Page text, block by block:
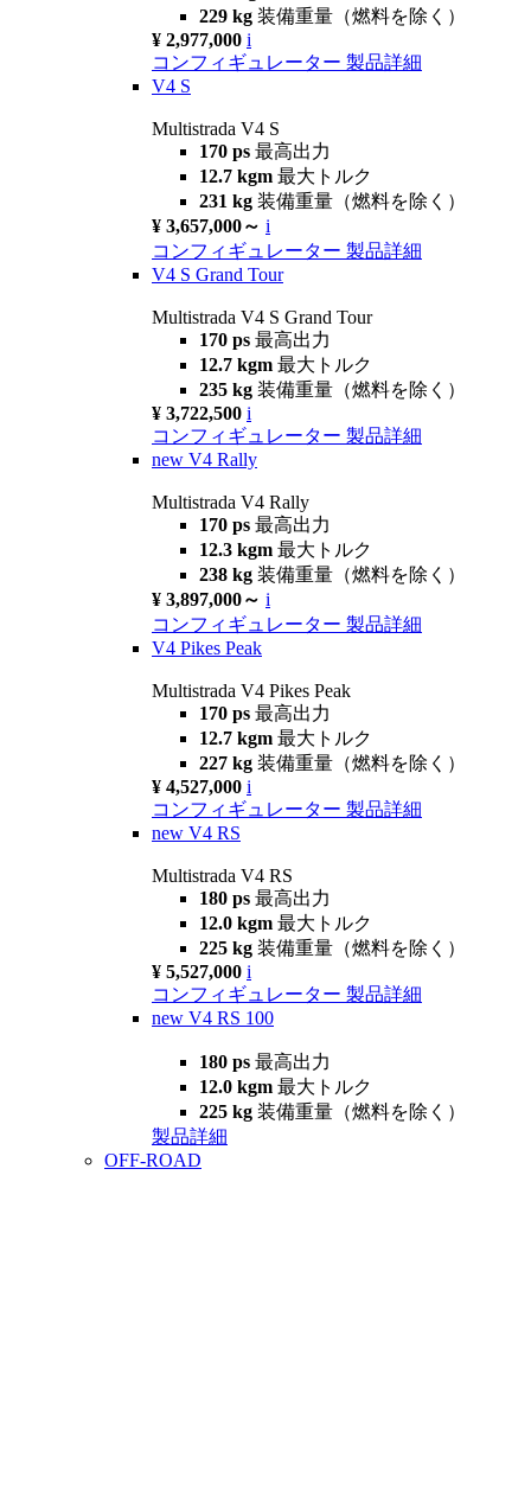
229 kg 装備重量（燃料を除く）
¥ 2,977,000 i
コンフィギュレーター 製品詳細
V4 S
Multistrada V4 S
170 ps 最高出力
12.7 kgm 最大トルク
231 kg 装備重量（燃料を除く）
¥ 3,657,000～ i
コンフィギュレーター 製品詳細
V4 S Grand Tour
Multistrada V4 S Grand Tour
170 ps 最高出力
12.7 kgm 最大トルク
235 kg 装備重量（燃料を除く）
¥ 3,722,500 i
コンフィギュレーター 製品詳細
new V4 Rally
Multistrada V4 Rally
170 ps 最高出力
12.3 kgm 最大トルク
238 kg 装備重量（燃料を除く）
¥ 3,897,000～ i
コンフィギュレーター 製品詳細
V4 Pikes Peak
Multistrada V4 Pikes Peak
170 ps 最高出力
12.7 kgm 最大トルク
227 kg 装備重量（燃料を除く）
¥ 4,527,000 i
コンフィギュレーター 製品詳細
new V4 RS
Multistrada V4 RS
180 ps 最高出力
12.0 kgm 最大トルク
225 kg 装備重量（燃料を除く）
¥ 5,527,000 i
コンフィギュレーター 製品詳細
new V4 RS 100
180 ps 最高出力
12.0 kgm 最大トルク
225 kg 装備重量（燃料を除く）
製品詳細
OFF-ROAD